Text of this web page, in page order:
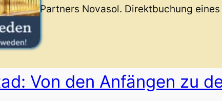
Partners Novasol. Direktbuchung eines
Von den Anfängen zu